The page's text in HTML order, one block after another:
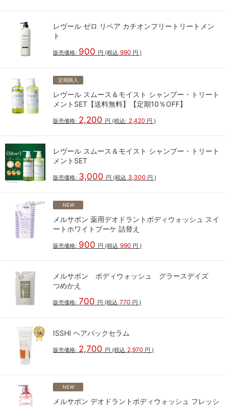
レヴール ゼロ リペア カチオンフリートリートメン
ト
販売価格: 900 円 (税込 990 円 )
定期購入
レヴール スムース＆モイスト シャンプー・トリート
メントSET【送料無料】【定期10％OFF】
販売価格: 2,200 円 (税込: 2,420 円 )
レヴール スムース＆モイスト シャンプー・トリート
メントSET
販売価格: 3,000 円 (税込 3,300 円 )
NEW
メルサボン 薬用デオドラントボディウォッシュ スイ
ートホワイトブーケ 詰替え
販売価格: 900 円 (税込 990 円 )
メルサボン ボディウォッシュ グラースデイズ
つめかえ
販売価格: 700 円 (税込 770 円 )
ISSHI ヘアパックセラム
販売価格: 2,700 円 (税込 2,970 円 )
NEW
メルサボン デオドラントボディウォッシュ フレッシ